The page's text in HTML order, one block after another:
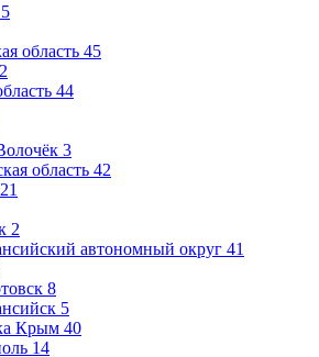
5
область 45
44
3
область 42
21
2
автономный округ 41
8
5
Крым 40
14